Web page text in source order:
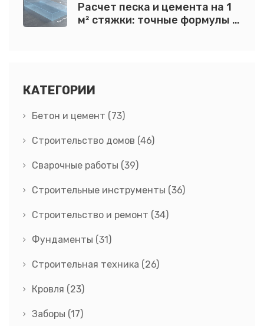
Расчет песка и цемента на 1
м² стяжки: точные формулы и
КАТЕГОРИИ
Бетон и цемент (73)
Строительство домов (46)
Сварочные работы (39)
Строительные инструменты (36)
Строительство и ремонт (34)
Фундаменты (31)
Строительная техника (26)
Кровля (23)
Заборы (17)